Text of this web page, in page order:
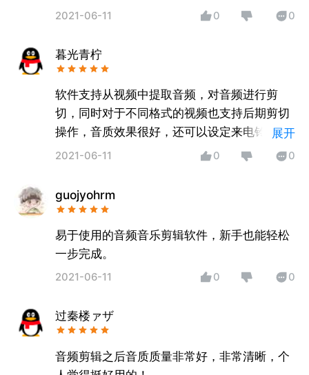
款音频剪辑软件。
2021-06-11 0 0
暮光青柠
软件支持从视频中提取音频，对音频进行剪
切，同时对于不同格式的视频也支持后期剪切
操作，音质效果很好，还可以设定来电铃声以
及通知铃声。
展开
2021-06-11 0 0
guojyohrm
易于使用的音频音乐剪辑软件，新手也能轻松
一步完成。
2021-06-11 0 0
过秦楼ァザ
音频剪辑之后音质质量非常好，非常清晰，个